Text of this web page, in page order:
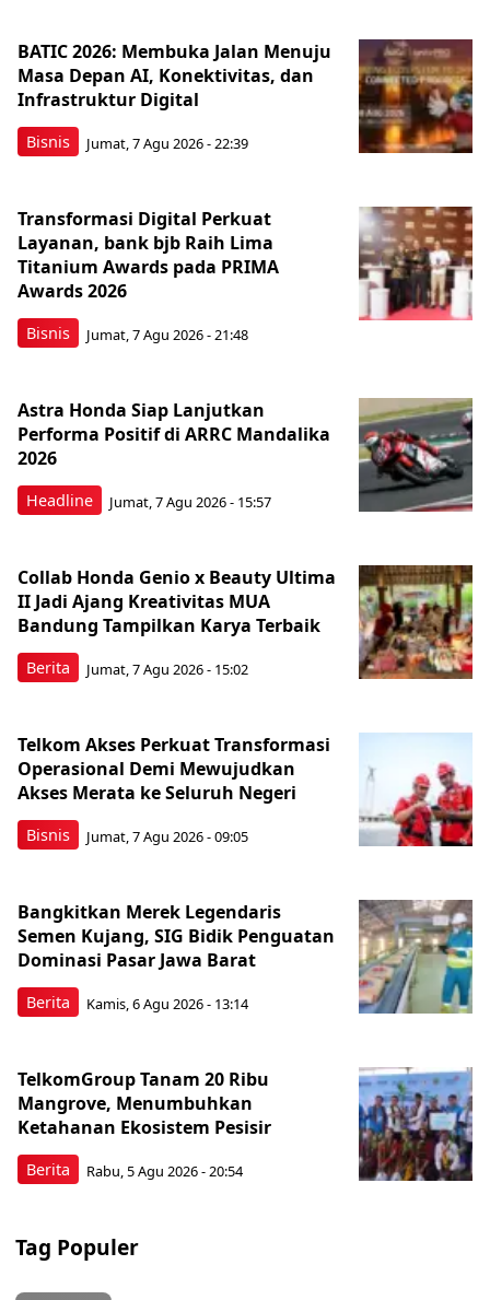
Bisnis
BATIC 2026: Membuka Jalan Menuju
Masa Depan AI, Konektivitas, dan
Infrastruktur Digital
Jumat, 7 Agu 2026 - 22:39
Bisnis
Transformasi Digital Perkuat
Layanan, bank bjb Raih Lima
Titanium Awards pada PRIMA
Awards 2026
Jumat, 7 Agu 2026 - 21:48
Headline
Astra Honda Siap Lanjutkan
Performa Positif di ARRC Mandalika
2026
Jumat, 7 Agu 2026 - 15:57
Berita
Collab Honda Genio x Beauty Ultima
II Jadi Ajang Kreativitas MUA
Bandung Tampilkan Karya Terbaik
Jumat, 7 Agu 2026 - 15:02
Bisnis
Telkom Akses Perkuat Transformasi
Operasional Demi Mewujudkan
Akses Merata ke Seluruh Negeri
Jumat, 7 Agu 2026 - 09:05
Berita
Bangkitkan Merek Legendaris
Semen Kujang, SIG Bidik Penguatan
Dominasi Pasar Jawa Barat
Kamis, 6 Agu 2026 - 13:14
Berita
TelkomGroup Tanam 20 Ribu
Mangrove, Menumbuhkan
Ketahanan Ekosistem Pesisir
Rabu, 5 Agu 2026 - 20:54
Tag Populer